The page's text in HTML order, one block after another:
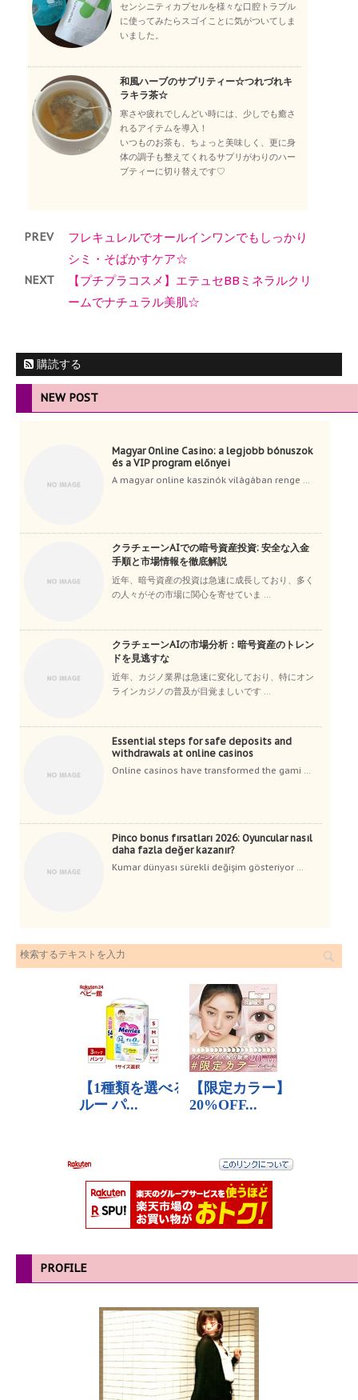
センシニティカプセルを様々な口腔トラブル
に使ってみたらスゴイことに気がついてしま
いました。
和風ハーブのサプリティー☆つれづれキ
ラキラ茶☆
寒さや疲れでしんどい時には、少しでも癒さ
れるアイテムを導入！
いつものお茶も、ちょっと美味しく、更に身
体の調子も整えてくれるサプリがわりのハー
ブティーに切り替えです♡
PREV
フレキュレルでオールインワンでもしっかり
シミ・そばかすケア☆
NEXT
【プチプラコスメ】エテュセBBミネラルクリ
ームでナチュラル美肌☆
購読する
NEW POST
Magyar Online Casino: a legjobb bónuszok
és a VIP program előnyei
A magyar online kaszinók világában renge ...
クラチェーンAIでの暗号資産投資: 安全な入金
手順と市場情報を徹底解説
近年、暗号資産の投資は急速に成長しており、多く
の人々がその市場に関心を寄せていま ...
クラチェーンAIの市場分析：暗号資産のトレン
ドを見逃すな
近年、カジノ業界は急速に変化しており、特にオン
ラインカジノの普及が目覚ましいです ...
Essential steps for safe deposits and
withdrawals at online casinos
Online casinos have transformed the gami ...
Pinco bonus fırsatları 2026: Oyuncular nasıl
daha fazla değer kazanır?
Kumar dünyası sürekli değişim gösteriyor ...
PROFILE